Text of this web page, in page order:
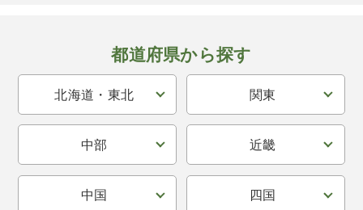
都道府県から探す
北海道・東北 関東
中部 近畿
中国 四国